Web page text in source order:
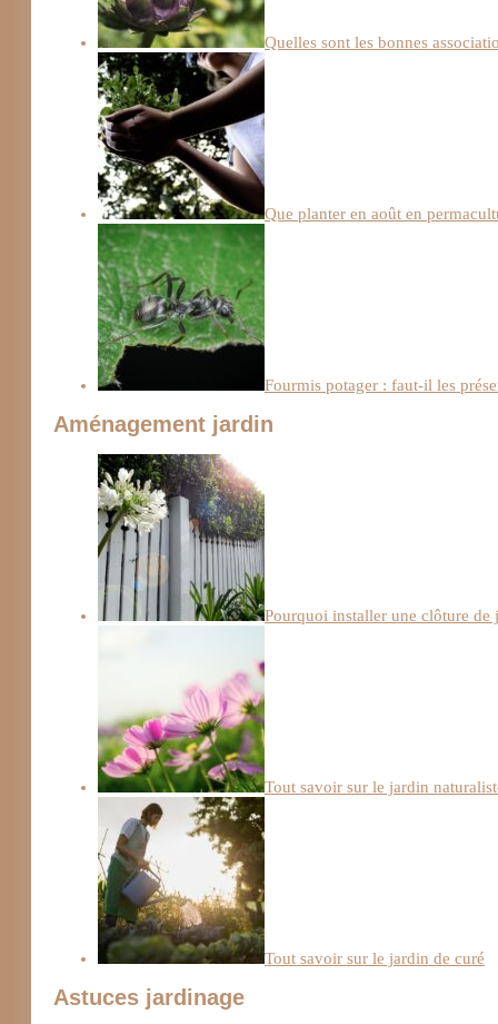
Quelles sont les bonnes
Que planter en août en
Fourmis potager : faut-il les
Aménagement jardin
Pourquoi installer une clôture de
Tout savoir sur le jardin
Tout savoir sur le jardin de curé
Astuces jardinage